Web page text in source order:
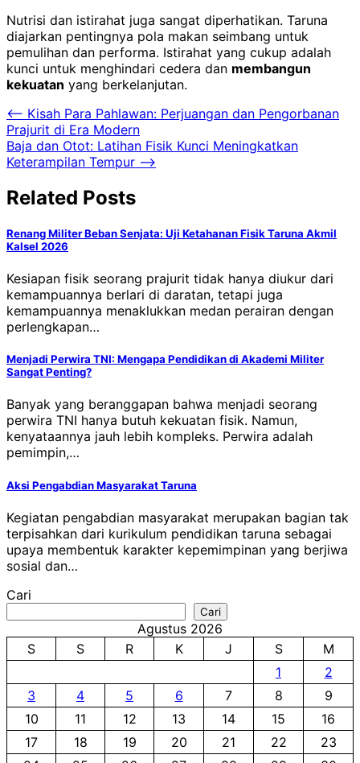
Nutrisi dan istirahat juga sangat diperhatikan. Taruna
diajarkan pentingnya pola makan seimbang untuk
pemulihan dan performa. Istirahat yang cukup adalah
kunci untuk menghindari cedera dan membangun
kekuatan yang berkelanjutan.
Navigasi
pos
⟵ Kisah Para Pahlawan: Perjuangan dan Pengorbanan
Prajurit di Era Modern
Baja dan Otot: Latihan Fisik Kunci Meningkatkan
Keterampilan Tempur ⟶
Related Posts
Renang Militer Beban Senjata: Uji Ketahanan Fisik Taruna Akmil
Kalsel 2026
Kesiapan fisik seorang prajurit tidak hanya diukur dari
kemampuannya berlari di daratan, tetapi juga
kemampuannya menaklukkan medan perairan dengan
perlengkapan…
Menjadi Perwira TNI: Mengapa Pendidikan di Akademi Militer
Sangat Penting?
Banyak yang beranggapan bahwa menjadi seorang
perwira TNI hanya butuh kekuatan fisik. Namun,
kenyataannya jauh lebih kompleks. Perwira adalah
pemimpin,…
Aksi Pengabdian Masyarakat Taruna
Kegiatan pengabdian masyarakat merupakan bagian tak
terpisahkan dari kurikulum pendidikan taruna sebagai
upaya membentuk karakter kepemimpinan yang berjiwa
sosial dan…
Cari
Cari
Agustus 2026
S
S R K J S
M
1
2
3
4 5 6 7 8
9
10
11 12 13 14 15
16
17
18 19 20 21 22
23